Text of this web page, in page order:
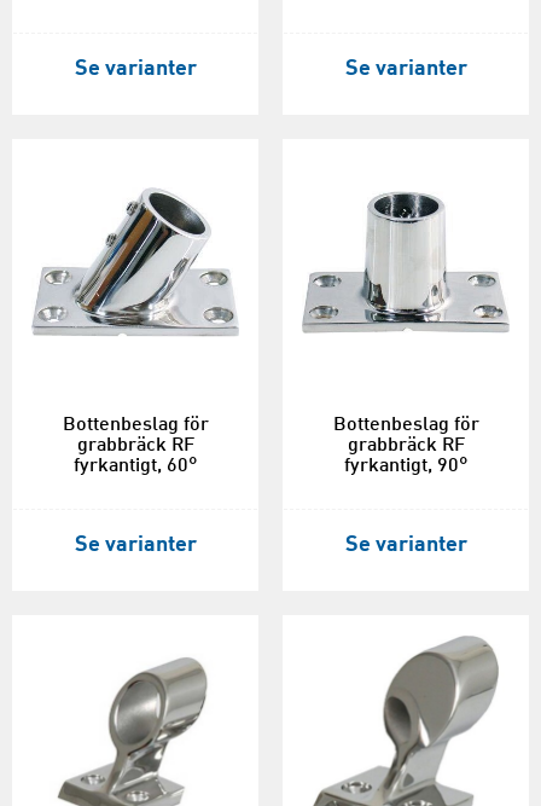
Se varianter Se varianter
Bottenbeslag för
grabbräck RF
fyrkantigt, 60°
Se varianter
Bottenbeslag för
grabbräck RF
fyrkantigt, 90°
Se varianter